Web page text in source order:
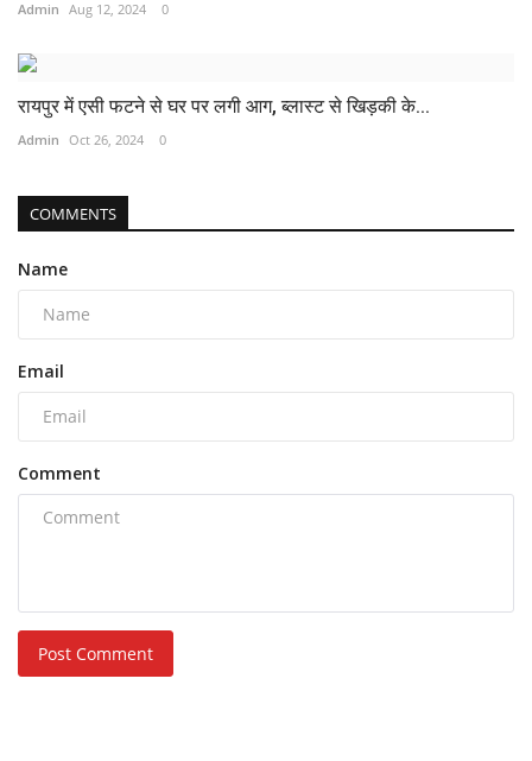
Admin Aug 12, 2024 0
रायपुर में एसी फटने से घर पर लगी आग, ब्लास्ट से खिड़की के...
Admin Oct 26, 2024 0
COMMENTS
Name
Email
Comment
Post Comment